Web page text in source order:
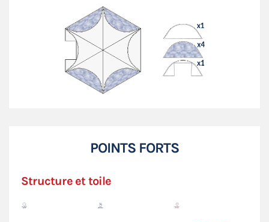
POINTS FORTS
Structure et toile